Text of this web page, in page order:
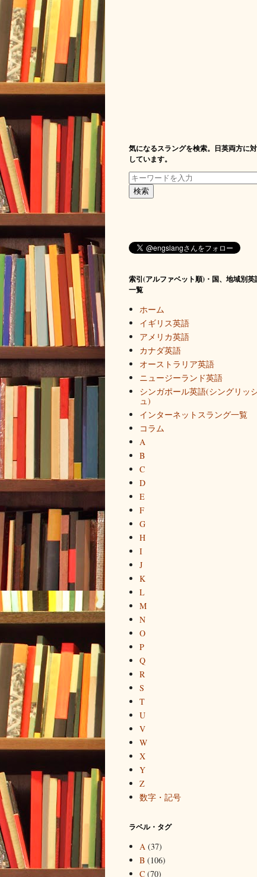
気になるスラングを検索。日英両方に
しています。
索引(アルファベット順)・国、地域別英
一覧
ホーム
イギリス英語
アメリカ英語
カナダ英語
オーストラリア英語
ニュージーランド英語
シンガポール英語(シングリッ
ュ)
インターネットスラング一覧
コラム
A
B
C
D
E
F
G
H
I
J
K
L
M
N
O
P
Q
R
S
T
U
V
W
X
Y
Z
数字・記号
ラベル・タグ
A (37)
B (106)
C (70)